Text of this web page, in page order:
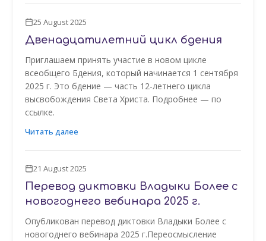
25 August 2025
Двенадцатилетний цикл бдения
Приглашаем принять участие в новом цикле
всеобщего Бдения, который начинается 1 сентября
2025 г. Это бдение — часть 12-летнего цикла
высвобождения Света Христа. Подробнее — по
ссылке.
Читать далее
21 August 2025
Перевод диктовки Владыки Более с
новогоднего вебинара 2025 г.
Опубликован перевод диктовки Владыки Более с
новогоднего вебинара 2025 г.Переосмысление